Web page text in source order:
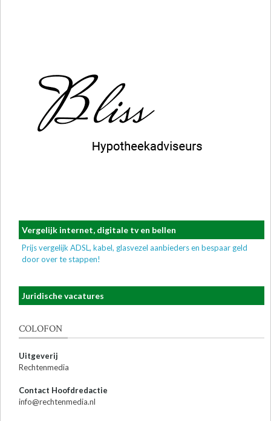
Vergelijk internet, digitale tv en bellen
Prijs vergelijk ADSL, kabel, glasvezel aanbieders en bespaar geld
door over te stappen!
Juridische vacatures
COLOFON
Uitgeverij
Rechtenmedia
Contact Hoofdredactie
info@rechtenmedia.nl